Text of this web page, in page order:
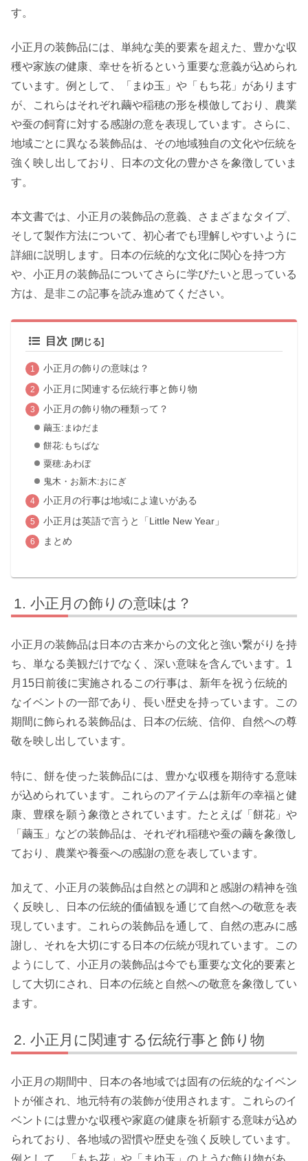
す。
小正月の装飾品には、単純な美的要素を超えた、豊かな収
穫や家族の健康、幸せを祈るという重要な意義が込められ
ています。例として、「まゆ玉」や「もち花」があります
が、これらはそれぞれ繭や稲穂の形を模倣しており、農業
や蚕の飼育に対する感謝の意を表現しています。さらに、
地域ごとに異なる装飾品は、その地域独自の文化や伝統を
強く映し出しており、日本の文化の豊かさを象徴していま
す。
本文書では、小正月の装飾品の意義、さまざまなタイプ、
そして製作方法について、初心者でも理解しやすいように
詳細に説明します。日本の伝統的な文化に関心を持つ方
や、小正月の装飾品についてさらに学びたいと思っている
方は、是非この記事を読み進めてください。
目次
小正月の飾りの意味は？
小正月に関連する伝統行事と飾り物
小正月の飾り物の種類って？
繭玉:まゆだま
餅花:もちばな
粟穂:あわぼ
鬼木・お新木:おにぎ
小正月の行事は地域によ違いがある
小正月は英語で言うと「Little New Year」
まとめ
小正月の飾りの意味は？
小正月の装飾品は日本の古来からの文化と強い繋がりを持
ち、単なる美観だけでなく、深い意味を含んでいます。1
月15日前後に実施されるこの行事は、新年を祝う伝統的
なイベントの一部であり、長い歴史を持っています。この
期間に飾られる装飾品は、日本の伝統、信仰、自然への尊
敬を映し出しています。
特に、餅を使った装飾品には、豊かな収穫を期待する意味
が込められています。これらのアイテムは新年の幸福と健
康、豊穣を願う象徴とされています。たとえば「餅花」や
「繭玉」などの装飾品は、それぞれ稲穂や蚕の繭を象徴し
ており、農業や養蚕への感謝の意を表しています。
加えて、小正月の装飾品は自然との調和と感謝の精神を強
く反映し、日本の伝統的価値観を通じて自然への敬意を表
現しています。これらの装飾品を通して、自然の恵みに感
謝し、それを大切にする日本の伝統が現れています。この
ようにして、小正月の装飾品は今でも重要な文化的要素と
して大切にされ、日本の伝統と自然への敬意を象徴してい
ます。
小正月に関連する伝統行事と飾り物
小正月の期間中、日本の各地域では固有の伝統的なイベン
トが催され、地元特有の装飾が使用されます。これらのイ
ベントには豊かな収穫や家庭の健康を祈願する意味が込め
られており、各地域の習慣や歴史を強く反映しています。
例として、「もち花」や「まゆ玉」のような飾り物があ